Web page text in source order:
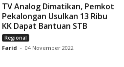
TV Analog Dimatikan, Pemkot
Pekalongan Usulkan 13 Ribu
KK Dapat Bantuan STB
Regional
Farid - 04 November 2022